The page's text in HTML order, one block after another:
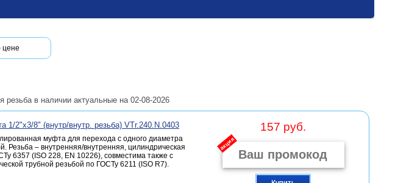
цене
в наличии актуальные на 02-08-2026
1/2"х3/8" (внутр/внутр. резьба) VTr.240.N.0403
муфта для перехода с одного диаметра
Резьба – внутренняя/внутренняя, цилиндрическая
6357 (ISO 228, EN 10226), совместима также с
трубной резьбой по ГОСТу 6211 (ISO R7).
157 руб.
акция